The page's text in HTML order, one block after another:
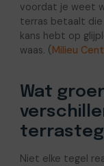
voordat je weet
terras betaalt
kans hebt op
waas. (Milieu
Wat
Niet elke tegel